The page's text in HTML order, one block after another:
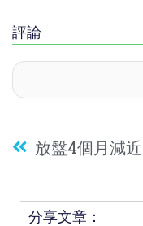
評論
分享文章：